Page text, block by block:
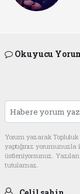
Okuyucu
Yorum yazarak Topluluk
yaptığınız
üstleniyorsunuz.
tutulamaz.